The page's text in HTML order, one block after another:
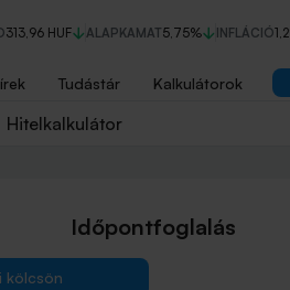
313,96 HUF ALAPKAMAT5,75% INFLÁCIÓ
Tudástár Kalkulátorok
Hitelkalkulátor
Időpontfoglalás
kölcsön